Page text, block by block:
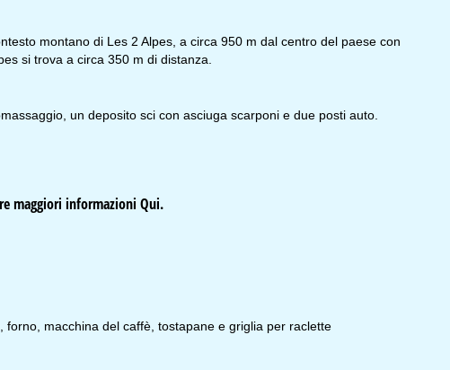
montano di Les 2 Alpes, a circa 950 m dal centro del paese con
si trova a circa 350 m di distanza.
un deposito sci con asciuga scarponi e due posti auto.
maggiori informazioni Qui.
macchina del caffè, tostapane e griglia per raclette